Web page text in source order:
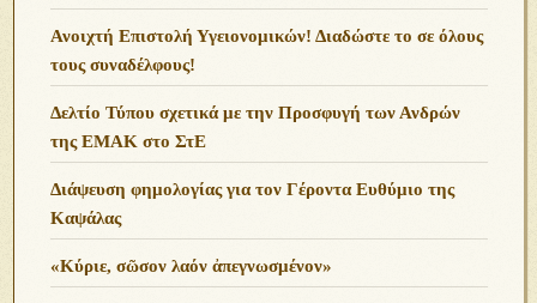
Ανοιχτή Επιστολή Υγειονομικών! Διαδώστε το σε όλους
τους συναδέλφους!
Δελτίο Τύπου σχετικά με την Προσφυγή των Ανδρών
της ΕΜΑΚ στο ΣτΕ
Διάψευση φημολογίας για τον Γέροντα Ευθύμιο της
Καψάλας
«Κύριε, σῶσον λαόν ἀπεγνωσμένον»